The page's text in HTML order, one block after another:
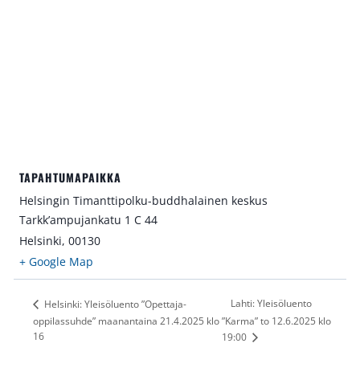
TAPAHTUMAPAIKKA
Helsingin Timanttipolku-buddhalainen keskus
Tarkk’ampujankatu 1 C 44
Helsinki, 00130
+ Google Map
Helsinki: Yleisöluento ”Opettaja-
oppilassuhde” maanantaina 21.4.2025 klo
16
Lahti: Yleisöluento
”Karma” to 12.6.2025 klo
19:00